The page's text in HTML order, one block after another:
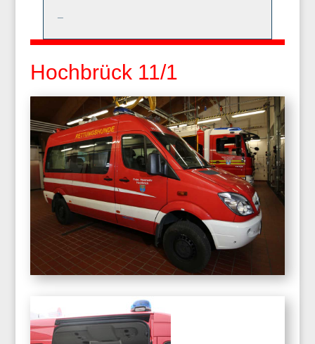
Hochbrück 11/1